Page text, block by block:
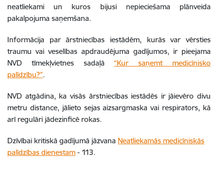
neatliekami un kuros bijusi nepieciešama plānveida
pakalpojuma saņemšana.
Informācija par ārstniecības iestādēm, kurās var vērsties
traumu vai veselības apdraudējuma gadījumos, ir pieejama
NVD tīmekļvietnes sadaļā“Kur saņemt medicīnisko
palīdzību?”.
NVD atgādina, ka visās ārstniecības iestādēs ir jāievēro divu
metru distance, jālieto sejas aizsargmaska vai respirators, kā
arī regulāri jādezinficē rokas.
Dzīvībai kritiskā gadījumā jāzvana Neatliekamās medicīniskās
palīdzības dienestam - 113.